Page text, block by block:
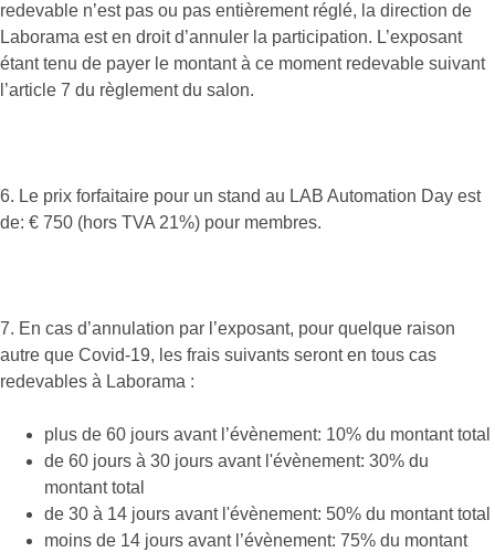
redevable n’est pas ou pas entièrement réglé, la direction de
Laborama est en droit d’annuler la participation. L’exposant
étant tenu de payer le montant à ce moment redevable suivant
l’article 7 du règlement du salon.
6. Le prix forfaitaire pour un stand au LAB Automation Day est
de: € 750 (hors TVA 21%) pour membres.
7. En cas d’annulation par l’exposant, pour quelque raison
autre que Covid-19, les frais suivants seront en tous cas
redevables à Laborama :
plus de 60 jours avant l’évènement: 10% du montant total
de 60 jours à 30 jours avant l'évènement: 30% du
montant total
de 30 à 14 jours avant l'évènement: 50% du montant total
moins de 14 jours avant l’évènement: 75% du montant